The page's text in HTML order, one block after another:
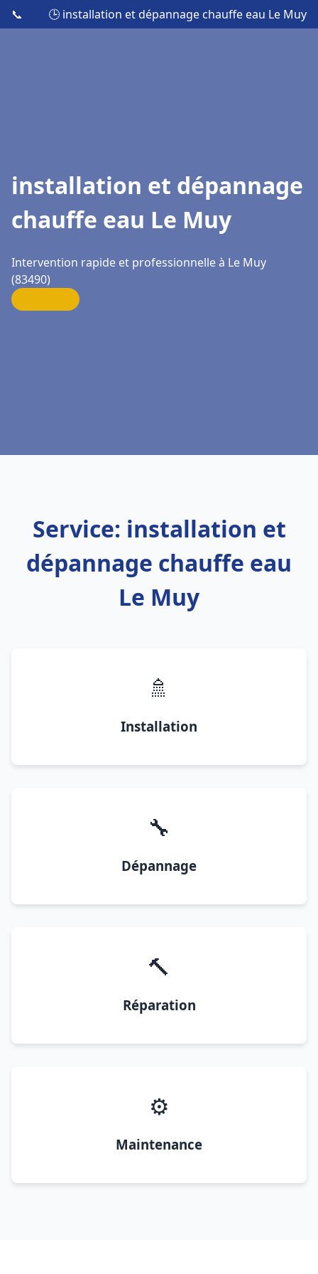
📞 🕒 installation et dépannage chauffe eau Le Muy
installation et dépannage
chauffe eau Le Muy
Intervention rapide et professionnelle à Le Muy
(83490)
Service: installation et
dépannage chauffe eau
Le Muy
🚿
Installation
🔧
Dépannage
🔨
Réparation
⚙️
Maintenance